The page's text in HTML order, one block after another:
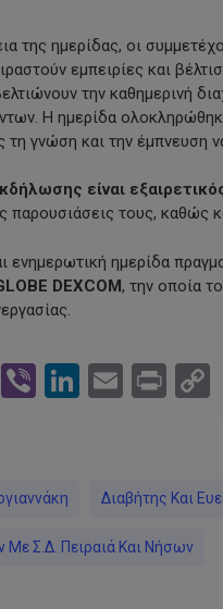
της ημερίδας, οι
εμπειρίες και
την καθημερινή
Η ημερίδα
γνώση και την έμπνευση
είναι
παρουσιάσεις τους,
ενημερωτική ημερίδα
DEXCOM, την οποία
Twitter
ViberLinkedIn
Email
Print
Διαβήτης Και
Σ.Δ. Πειραιά Και Νήσων